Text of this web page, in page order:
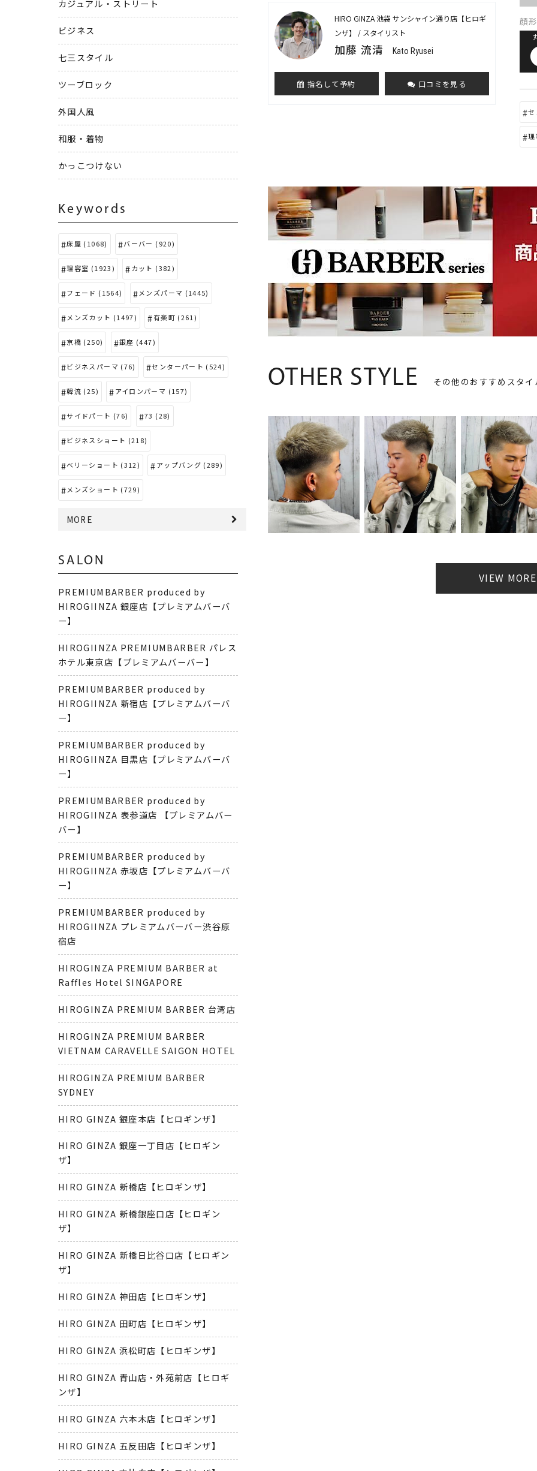
HIRO GINZA 池袋 サンシャイン通り店【ヒロギ
ンザ】 / スタイリスト
加藤 流清 Kato Ryusei
指名して予約 口コミを見る
顔
OTHER STYLE その他のおすすめスタイ
VIEW MORE
カジュアル・ストリート
ビジネス
七三スタイル
ツーブロック
外国人風
和服・着物
かっこつけない
Keywords
床屋 (1068) バーバー (920)
理容室 (1923) カット (382)
フェード (1564) メンズパーマ (1445)
メンズカット (1497) 有楽町 (261)
京橋 (250) 銀座 (447)
ビジネスパーマ (76) センターパート (524)
韓流 (25) アイロンパーマ (157)
サイドパート (76) 73 (28)
ビジネスショート (218)
ベリーショート (312) アップバング (289)
メンズショート (729)
MORE
SALON
PREMIUMBARBER produced by
HIROGIINZA 銀座店【プレミアムバーバ
ー】
HIROGIINZA PREMIUMBARBER パレス
ホテル東京店【プレミアムバーバー】
PREMIUMBARBER produced by
HIROGIINZA 新宿店【プレミアムバーバ
ー】
PREMIUMBARBER produced by
HIROGIINZA 目黒店【プレミアムバーバ
ー】
PREMIUMBARBER produced by
HIROGIINZA 表参道店 【プレミアムバー
バー】
PREMIUMBARBER produced by
HIROGIINZA 赤坂店【プレミアムバーバ
ー】
PREMIUMBARBER produced by
HIROGIINZA プレミアムバーバー渋谷原
宿店
HIROGINZA PREMIUM BARBER at
Raffles Hotel SINGAPORE
HIROGINZA PREMIUM BARBER 台湾店
HIROGINZA PREMIUM BARBER
VIETNAM CARAVELLE SAIGON HOTEL
HIROGINZA PREMIUM BARBER
SYDNEY
HIRO GINZA 銀座本店【ヒロギンザ】
HIRO GINZA 銀座一丁目店【ヒロギン
ザ】
HIRO GINZA 新橋店【ヒロギンザ】
HIRO GINZA 新橋銀座口店【ヒロギン
ザ】
HIRO GINZA 新橋日比谷口店【ヒロギン
ザ】
HIRO GINZA 神田店【ヒロギンザ】
HIRO GINZA 田町店【ヒロギンザ】
HIRO GINZA 浜松町店【ヒロギンザ】
HIRO GINZA 青山店・外苑前店【ヒロギ
ンザ】
HIRO GINZA 六本木店【ヒロギンザ】
HIRO GINZA 五反田店【ヒロギンザ】